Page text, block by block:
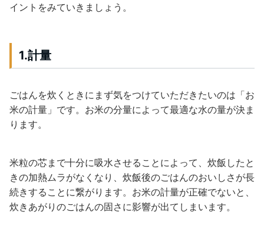
イントをみていきましょう。
1.計量
ごはんを炊くときにまず気をつけていただきたいのは「お
米の計量」です。お米の分量によって最適な水の量が決ま
ります。
米粒の芯まで十分に吸水させることによって、炊飯したと
きの加熱ムラがなくなり、炊飯後のごはんのおいしさが長
続きすることに繋がります。お米の計量が正確でないと、
炊きあがりのごはんの固さに影響が出てしまいます。